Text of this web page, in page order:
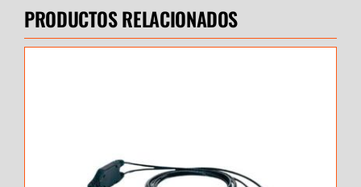
PRODUCTOS RELACIONADOS